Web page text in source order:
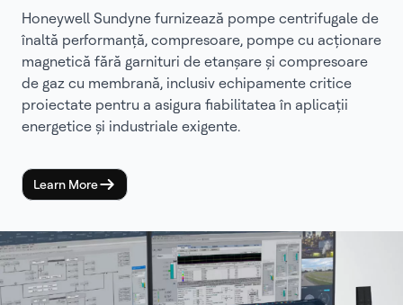
Honeywell Sundyne furnizează pompe centrifugale de
înaltă performanță, compresoare, pompe cu acționare
magnetică fără garnituri de etanșare și compresoare
de gaz cu membrană, inclusiv echipamente critice
proiectate pentru a asigura fiabilitatea în aplicații
energetice și industriale exigente.
Learn More